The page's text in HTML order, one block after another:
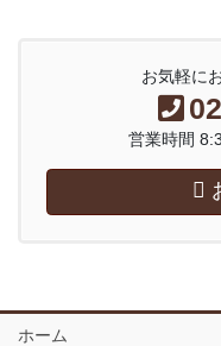
お気軽に
営業時間
ホーム